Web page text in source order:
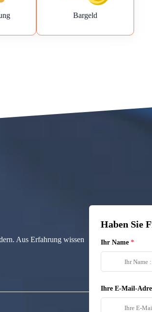
Bargeld
Aus Erfahrung wissen
Haben Sie
Ihr Name
Ihre E-Mail-